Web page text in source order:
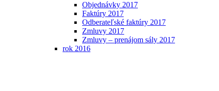
Objednávky 2017
Faktúry 2017
Odberateľské faktúry 2017
Zmluvy 2017
Zmluvy – prenájom sály 2017
rok 2016